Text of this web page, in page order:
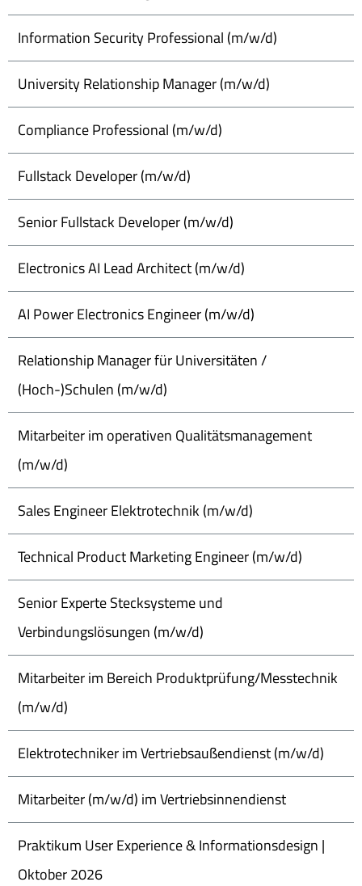
Information Security Professional (m/w/d)
University Relationship Manager (m/w/d)
Compliance Professional (m/w/d)
Fullstack Developer (m/w/d)
Senior Fullstack Developer (m/w/d)
Electronics AI Lead Architect (m/w/d)
AI Power Electronics Engineer (m/w/d)
Relationship Manager für Universitäten /
(Hoch-)Schulen (m/w/d)
Mitarbeiter im operativen Qualitätsmanagement
(m/w/d)
Sales Engineer Elektrotechnik (m/w/d)
Technical Product Marketing Engineer (m/w/d)
Senior Experte Stecksysteme und
Verbindungslösungen (m/w/d)
Mitarbeiter im Bereich Produktprüfung/Messtechnik
(m/w/d)
Elektrotechniker im Vertriebsaußendienst (m/w/d)
Mitarbeiter (m/w/d) im Vertriebsinnendienst
Praktikum User Experience & Informationsdesign |
Oktober 2026